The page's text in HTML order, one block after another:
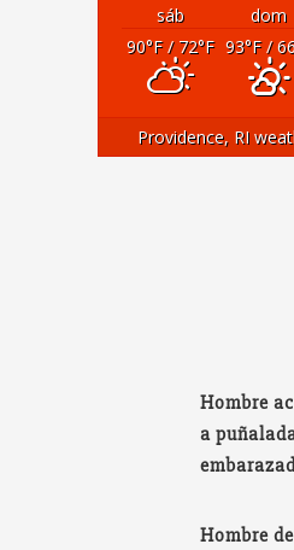
sáb dom
90°F/ 72°F 93°F/
Providence, RI
Hombre
a
Hombre